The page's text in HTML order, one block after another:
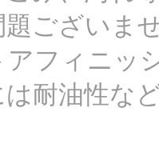
ございま
フィニッ
耐油性な